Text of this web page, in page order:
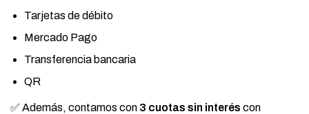
Tarjetas de débito
Mercado Pago
Transferencia bancaria
QR
✅ Además, contamos con 3 cuotas sin interés con